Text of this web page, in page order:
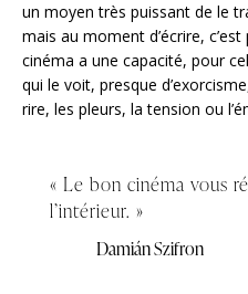
un moyen très puissant de le
mais au moment d’écrire,
cinéma a une capacité, pour
qui le voit, presque
rire, les pleurs, la tension ou
« Le bon cinéma vous
l’intérieur. »
Damián Szifron